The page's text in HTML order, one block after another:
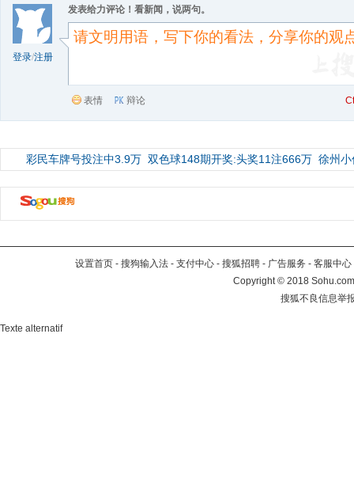
登录/注册
发表给力评论！看新闻，说两句。
表情 辩论
彩民车牌号投注中3.9万 双色球148期开奖:头奖11注666万 徐州
设置首页 - 搜狗输入法 - 支付中心 - 搜狐招聘 - 广告服务 - 客服中心
Copyright©2018
搜狐不良信息举
Texte alternatif